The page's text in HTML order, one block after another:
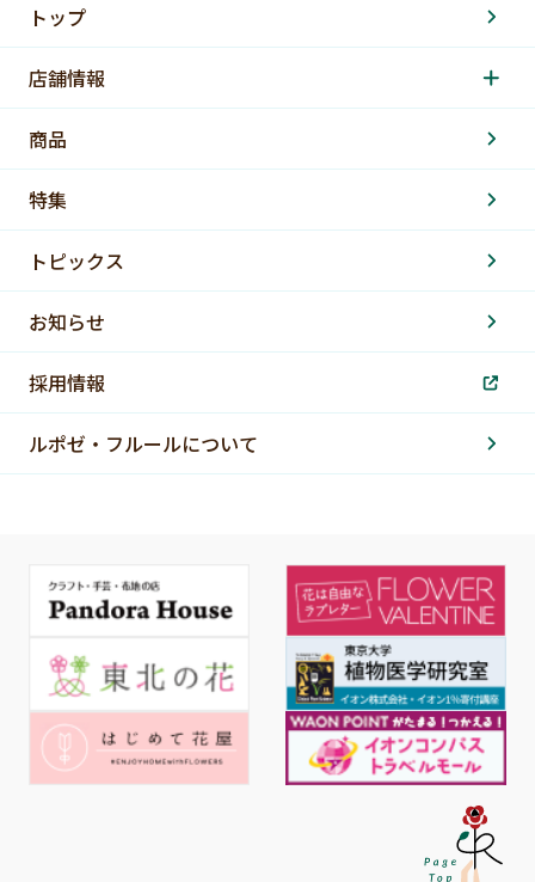
トップ
店舗情報
商品
特集
トピックス
お知らせ
採用情報
ルポゼ・フルールについて